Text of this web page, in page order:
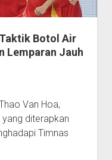
Botol Air
Lemparan Jauh
Van Hoa,
diterapkan
Timnas